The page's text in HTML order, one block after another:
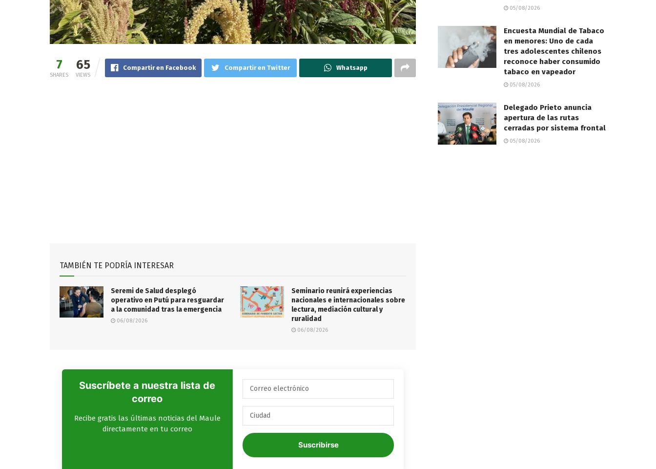
7
SHARES
65
VIEWS
Compartir en Facebook Compartir en Twitter Whatsapp
TAMBIÉN TE PODRÍA INTERESAR
Seremi de Salud desplegó
operativo en Putú para resguardar
a la comunidad tras la emergencia
06/08/2026
Seminario reunirá experiencias
nacionales e internacionales sobre
lectura, mediación cultural y
ruralidad
06/08/2026
Suscríbete a nuestra lista de
correo
Recibe gratis las últimas noticias del Maule
directamente en tu correo
Suscribirse
05/08/2026
Encuesta Mundial de Tabaco
en menores: Uno de cada
tres adolescentes chilenos
reconoce haber consumido
tabaco en vapeador
05/08/2026
Delegado Prieto anuncia
apertura de las rutas
cerradas por sistema frontal
05/08/2026